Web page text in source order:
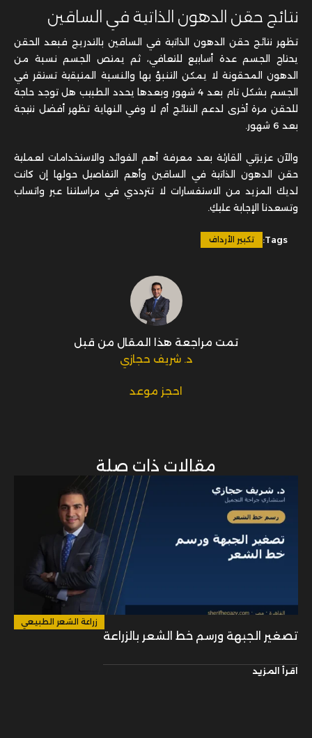
نتائج حقن الدهون الذاتية في الساقين
تظهر نتائج حقن الدهون الذاتية في الساقين بالتدريج فبعد الحقن
يحتاج الجسم عدة أسابيع للتعافي، ثم يمتص الجسم نسبة من
الدهون المحقونة لا يمكن التنبؤ بها والنسبة المتبقية تستقر في
الجسم بشكل تام بعد 4 شهور وبعدها يحدد الطبيب هل توجد حاجة
للحقن مرة أخرى لدعم النتائج أم لا وفي النهاية تظهر أفضل نتيجة
بعد 6 شهور.
والآن عزيزتي القارئة بعد معرفة أهم الفوائد والاستخدامات لعملية
حقن الدهون الذاتية في الساقين وأهم التفاصيل حولها إن كانت
لديك المزيد من الاستفسارات لا تترددي في مراسلتنا عبر واتساب
وتسعدنا الإجابة عليكِ.
Tags: تكبير الأرداف
تمت مراجعة هذا المقال من قبل
د. شريف حجازي
احجز موعد
مقالات ذات صلة
زراعة الشعر الطبيعي
تصغير الجبهة ورسم خط الشعر بالزراعة
اقرأ المزيد